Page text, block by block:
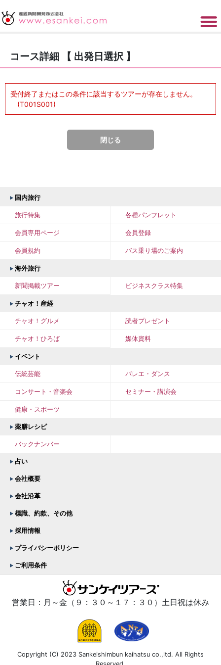
コース詳細 【 出発日選択 】
受付終了またはこの条件に該当するツアーが存在しません。
(T001S001)
閉じる
国内旅行
旅行特集 各種パンフレット
会員専用ページ 会員登録
会員規約 バス乗り場のご案内
海外旅行
新聞掲載ツアー ビジネスクラス特集
チャオ！産経
チャオ！グルメ 読者プレゼント
チャオ！ひろば 媒体資料
イベント
伝統芸能 バレエ・ダンス
コンサート・音楽会 セミナー・講演会
健康・スポーツ
薬膳レシピ
バックナンバー
占い
会社概要
会社沿革
標識、約款、その他
採用情報
プライバシーポリシー
ご利用条件
営業日：月～金（９：３０～１７：３０）土日祝は休み
Copyright (C) 2023 Sankeishimbun kaihatsu co.,ltd. All Rights